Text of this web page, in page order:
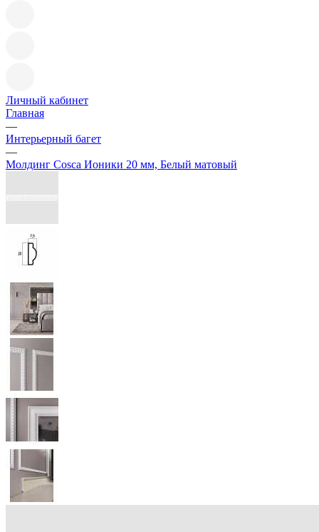
Личный кабинет
Главная
—
Интерьерный багет
—
Молдинг Cosca Ионики 20 мм, Белый матовый